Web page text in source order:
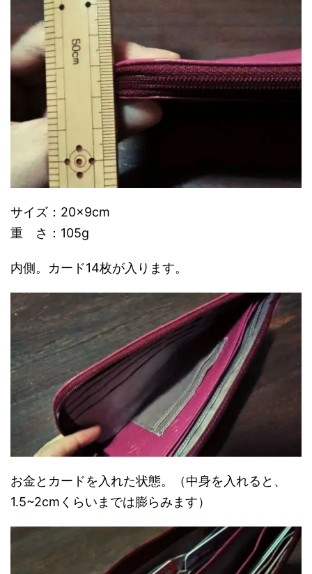
サイズ：20×9cm
重 さ：105g
内側。カード14枚が入ります。
お金とカードを入れた状態。（中身を入れると、
1.5~2cmくらいまでは膨らみます）